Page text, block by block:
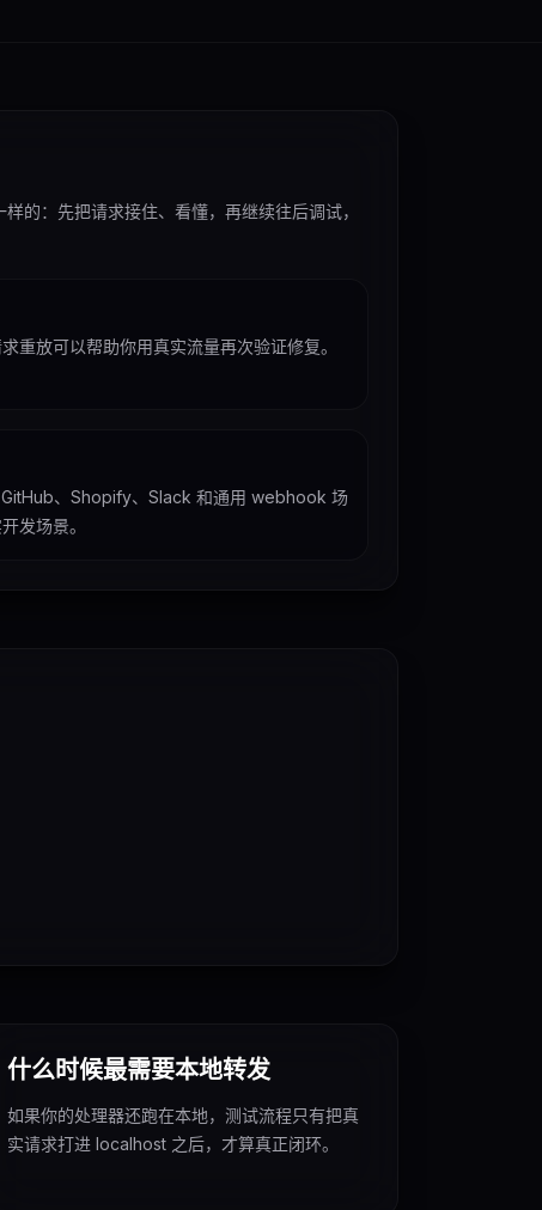
：先把请求接住、看懂，再继续往后调试，
重放可以帮助你用真实流量再次验证修复。
、Shopify、Slack 和通用 webhook 场
发场景。
什么时候最需要本地转发
如果你的处理器还跑在本地，测试流程只有把真
实请求打进 localhost 之后，才算真正闭环。